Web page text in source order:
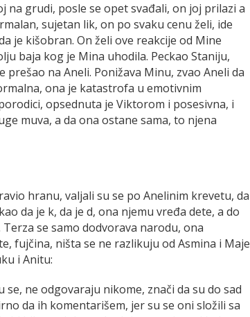
na grudi, posle se opet svađali, on joj prilazi a
sujetan lik, on po svaku cenu želi, ide
je kišobran. On želi ove reakcije od Mine
baja kog je Mina uhodila. Peckao Staniju,
na Aneli. Ponižava Minu, zvao Aneli da
ona je katastrofa u emotivnim
opsednuta je Viktorom i posesivna, i
muva, a da ona ostane sama, to njena
hranu, valjali su se po Anelinim krevetu, da
da je k, da je d, ona njemu vređa dete, a do
se samo dodvorava narodu, ona
fujčina, ništa se ne razlikuju od Asmina i Maje
i Anitu:
ne odgovaraju nikome, znači da su do sad
da ih komentarišem, jer su se oni složili sa